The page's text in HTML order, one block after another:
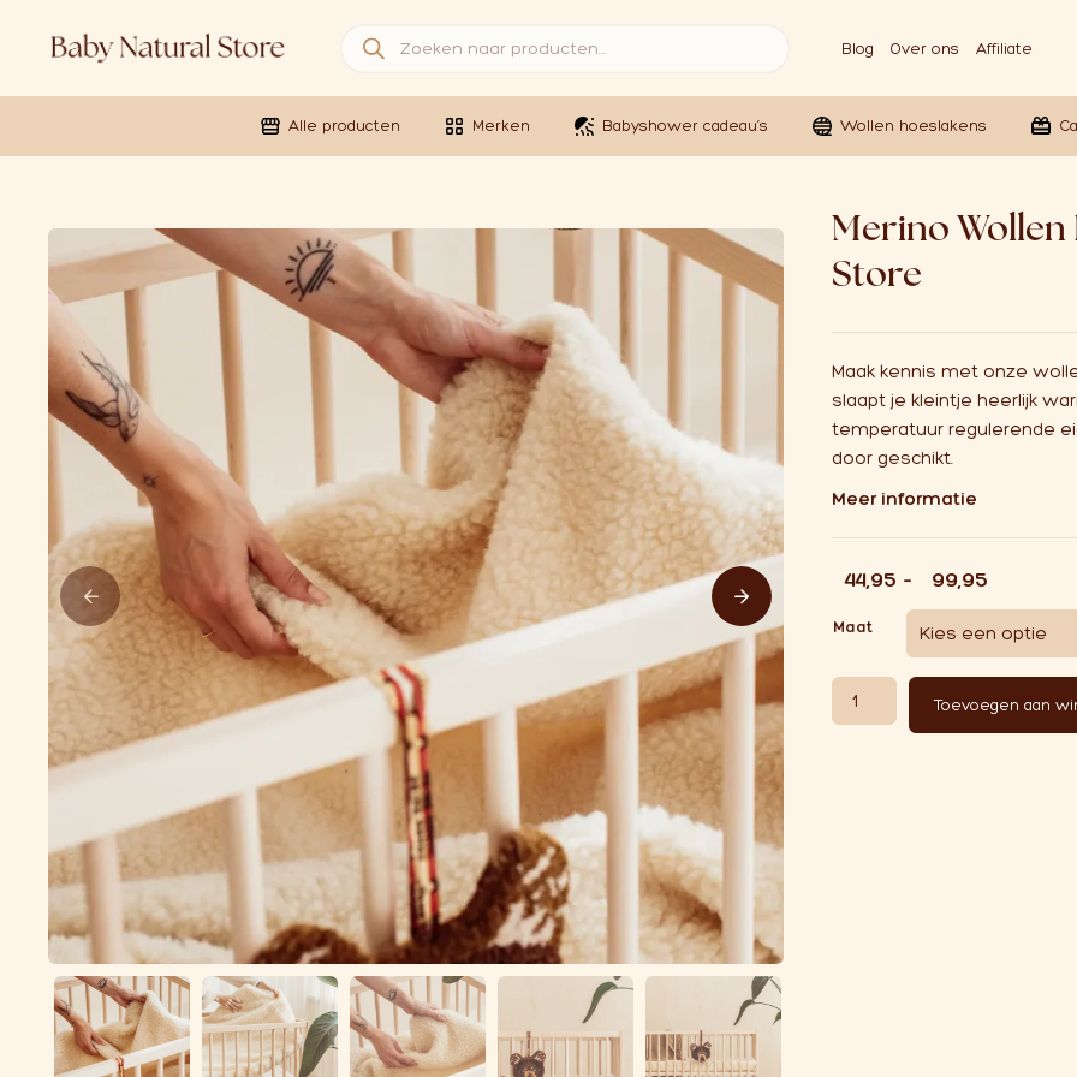
Blog
Over ons Affiliate
Alle producten Merken Babyshower cadeau’s Wollen hoeslakens
Merino Wollen
Store
Maak kennis met onze
slaapt je kleintje heerlijk
temperatuur regulerende
door geschikt.
Meer informatie
€44,95 - 99,95
Maat
Merino Wollen Hoeslaken | Baby
Toevoegen aan